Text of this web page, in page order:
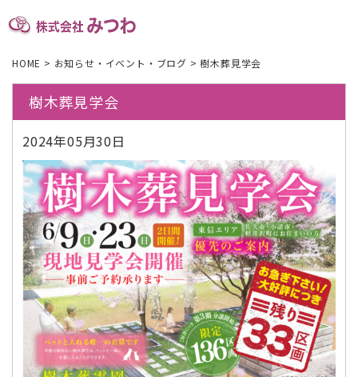
HOME > お知らせ・イベント・ブログ >樹木葬見学会
樹木葬見学会
2024年05月30日